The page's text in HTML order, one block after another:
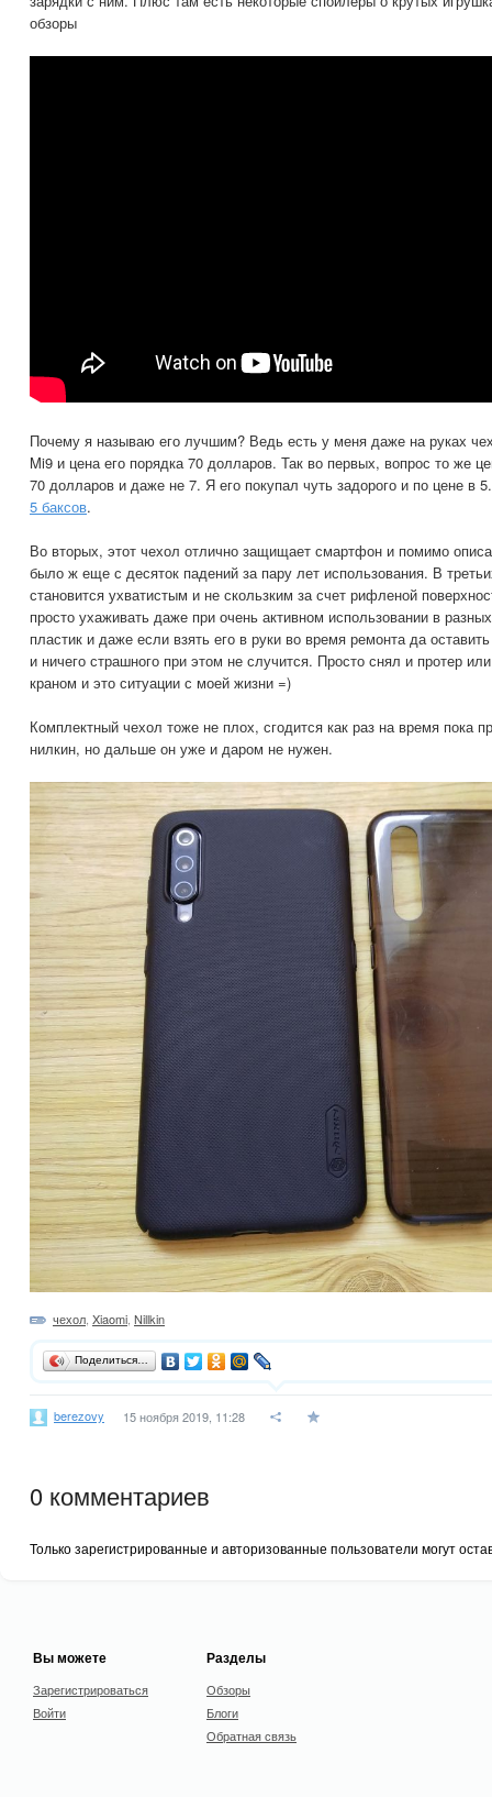
обзоры
Почему я называю его лучшим? Ведь есть у меня даже на руках
Mi9 и цена его порядка 70 долларов. Так во первых, вопрос то же
70 долларов и даже не 7. Я его покупал чуть задорого и по цене в
5 баксов.
Во вторых, этот чехол отлично защищает смартфон и помимо
было ж еще с десяток падений за пару лет использования. В
становится ухватистым и не скользким за счет рифленой
просто ухаживать даже при очень активном использовании в
пластик и даже если взять его в руки во время ремонта да
и ничего страшного при этом не случится. Просто снял и протер
краном и это ситуации с моей жизни =)
Комплектный чехол тоже не плох, сгодится как раз на время пока
нилкин, но дальше он уже и даром не нужен.
чехол Xiaomi Nillkin
Поделиться…
berezovy 15 ноября 2019, 11:28
0 комментариев
Только зарегистрированные и авторизованные пользователи могут
Вы можете
Зарегистрироваться
Войти
Разделы
Обзоры
Блоги
Обратная связь